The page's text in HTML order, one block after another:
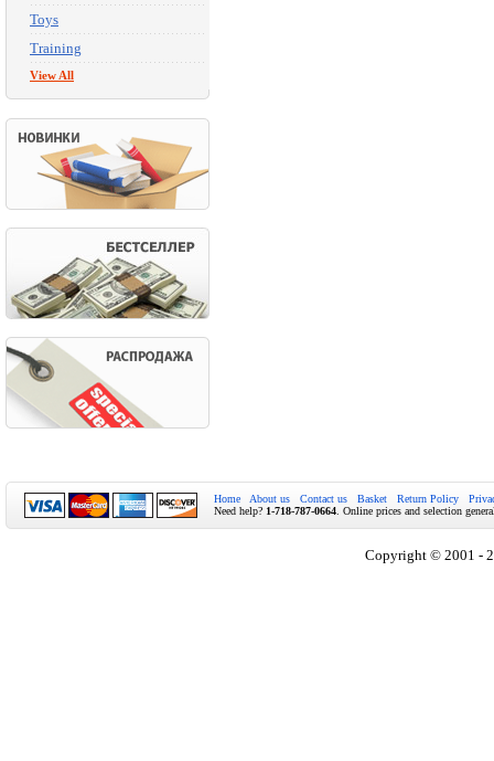
Toys
Training
View All
Home About us Contact us Basket Return Policy
Need help? 1-718-787-0664 . Online prices and selection
Copyright © 2001 -